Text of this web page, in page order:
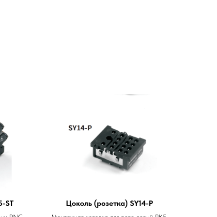
ST Цоколь (розетка) SY14-P